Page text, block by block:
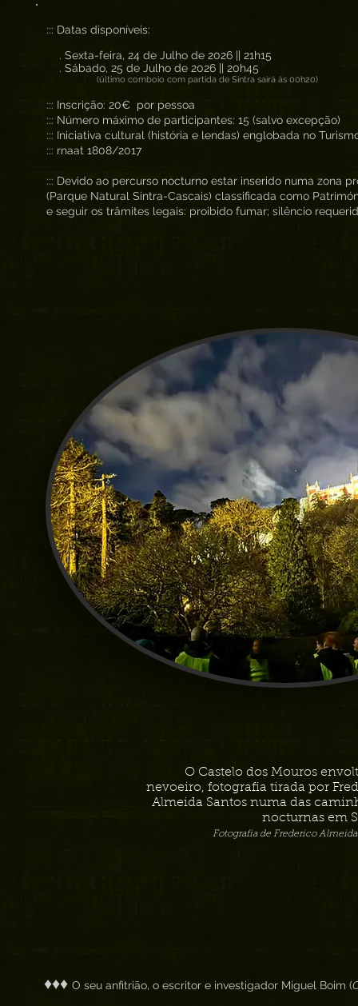
::: Datas disponíveis:
. Sexta-feira, 24 de Julho de 2026 || 21h15
. Sábado, 25 de Julho de 2026 || 20h45
(último comboio com partida de Sintra sairá às 00h20)
::: Inscrição: 20€ por pessoa
::: Número máximo de participantes: 15 (salvo excepção)
::: Iniciativa cultural (história e lendas) englobada no
::: rnaat 1808/2017
::: Devido ao percurso nocturno estar inserido numa zona
(Parque Natural Sintra-Cascais) classificada como
e seguir os trâmites legais: proibido fumar; silêncio
O Castelo dos Mouros
nevoeiro, fotografia tirada por
Almeida Santos numa das
nocturnas em
Fotografia de Frederico Almeida
♦♦♦ O seu anfitrião, o escritor e investigador Miguel Boim (